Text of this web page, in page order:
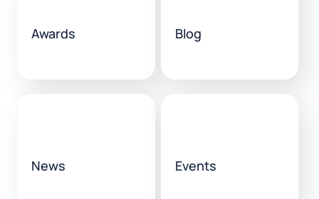
Awards Blog
News Events